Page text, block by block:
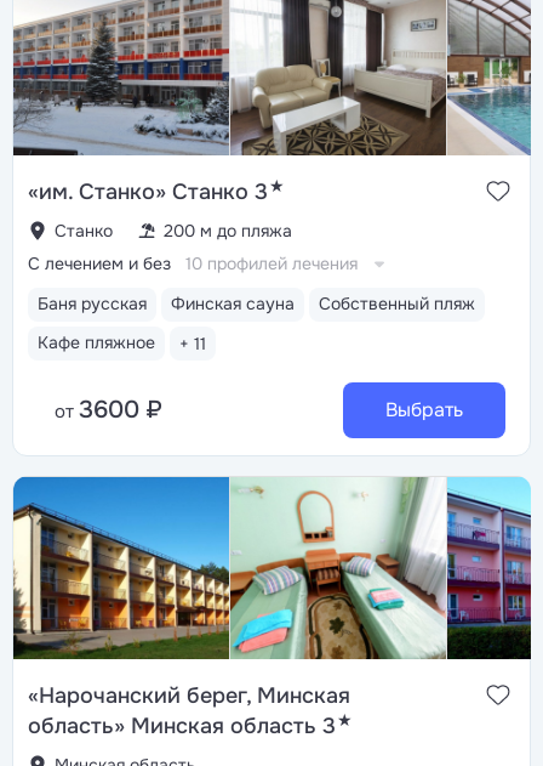
«им. Станко» Станко 3★
Станко 200 м до пляжа
Баня русская Финская сауна
Собственный пляж
Кафе пляжное
+ 11
С лечением и без 10 профилей лечения
от 3600 ₽ Выбрать
«Нарочанский берег, Минская
область» Минская область 3★